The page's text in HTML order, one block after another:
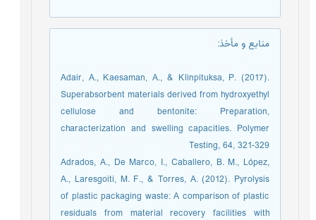
منابع و مأخذ:
Adair, A., Kaesaman, A., & Klinpituksa, P. (2017).
Superabsorbent materials derived from hydroxyethyl
cellulose and bentonite: Preparation,
characterization and swelling capacities. Polymer
Testing, 64, 321-329
Adrados, A., De Marco, I., Caballero, B. M., López,
A., Laresgoiti, M. F., & Torres, A. (2012). Pyrolysis
of plastic packaging waste: A comparison of plastic
residuals from material recovery facilities with